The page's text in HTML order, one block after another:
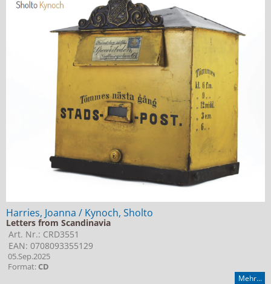
Harries, Joanna / Kynoch, Sholto
Letters from Scandinavia
Art. Nr.: CRD3551
EAN: 0708093355129
05.Sep.2025
Format:CD
Mehr...